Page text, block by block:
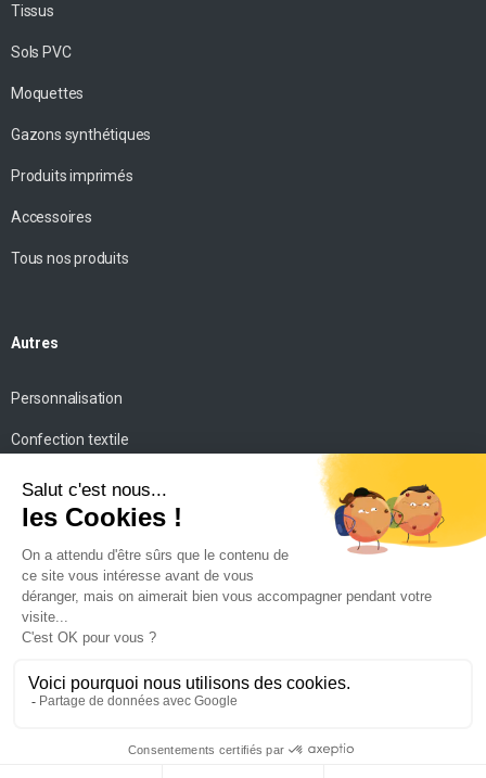
Tissus
Sols PVC
Moquettes
Gazons synthétiques
Produits imprimés
Accessoires
Tous nos produits
Autres
Personnalisation
Confection textile
Impression personnalisée
Mise en scène
Conseils
Contact
confidentialité